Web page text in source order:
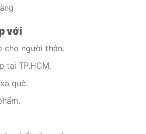
với
cho người thân.
tại TP.HCM.
quê.